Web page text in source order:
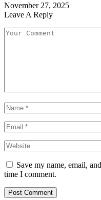
November 27, 2025
Leave A Reply
Save my name, email,
time I comment.